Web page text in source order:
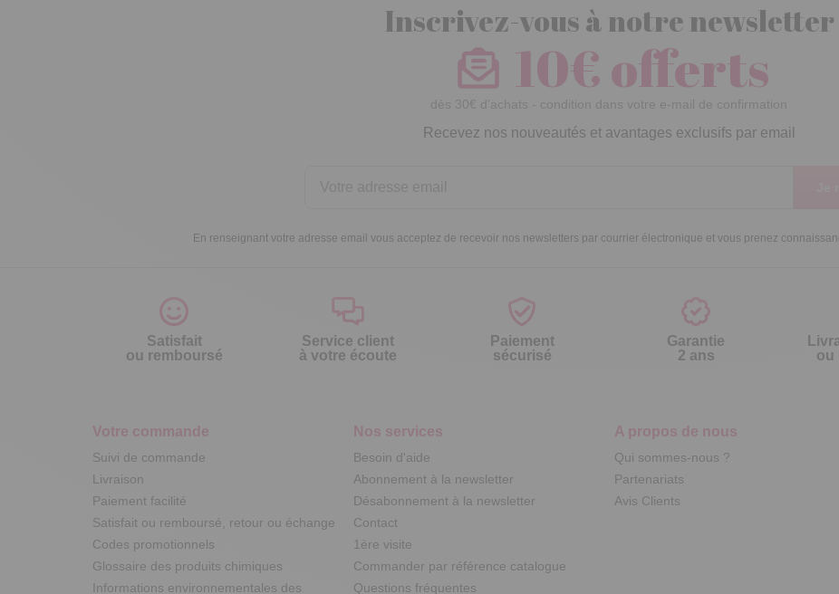
Inscrivez-vous à notre newsletter
10€ offerts
dès 30€ d’achats - condition dans votre e-mail de confirmation
Recevez nos nouveautés et avantages exclusifs par email
En renseignant votre adresse email vous acceptez de recevoir nos newsletters par courrier électronique et vous prenez
Satisfait
ou remboursé
Service client
à votre écoute
Paiement
sécurisé
Garantie
2 ans
ou
Votre commande
Suivi de commande
Livraison
Paiement facilité
Satisfait ou remboursé, retour ou échange
Codes promotionnels
Glossaire des produits chimiques
Informations environnementales des
Nos services
Besoin d'aide
Abonnement à la newsletter
Désabonnement à la newsletter
Contact
1ère visite
Commander par référence catalogue
Questions fréquentes
A propos de nous
Qui sommes-nous ?
Partenariats
Avis Clients